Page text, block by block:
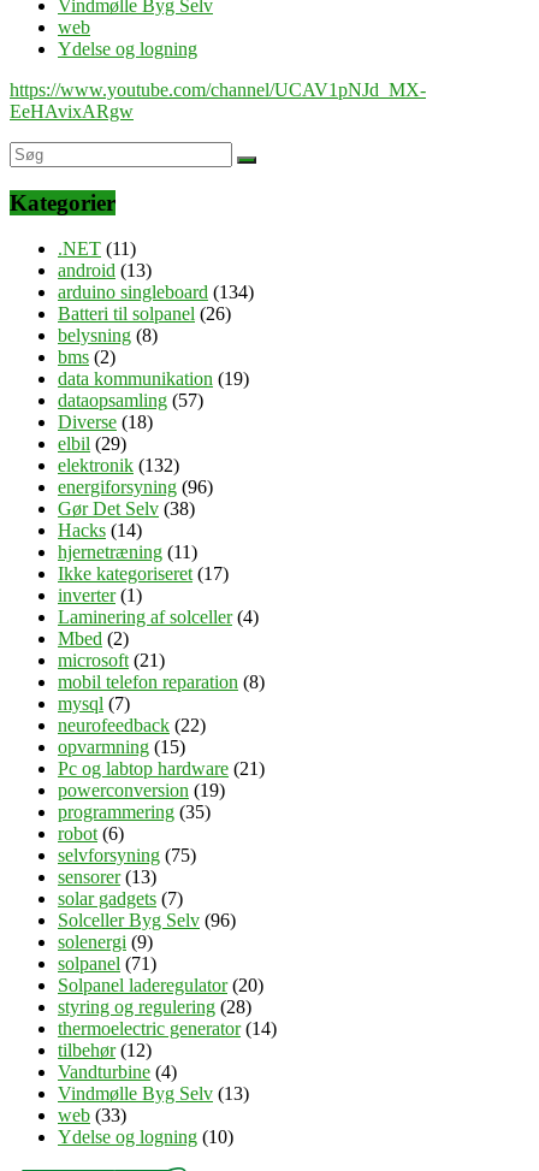
Vindmølle Byg Selv
web
Ydelse og logning
https://www.youtube.com/channel/UCAV1pNJd_MX-
EeHAvixARgw
Kategorier
.NET (11)
android (13)
arduino singleboard (134)
Batteri til solpanel (26)
belysning (8)
bms (2)
data kommunikation (19)
dataopsamling (57)
Diverse (18)
elbil (29)
elektronik (132)
energiforsyning (96)
Gør Det Selv (38)
Hacks (14)
hjernetræning (11)
Ikke kategoriseret(17)
inverter(1)
Laminering af solceller(4)
Mbed (2)
microsoft(21)
mobil telefon reparation (8)
mysql (7)
neurofeedback (22)
opvarmning (15)
Pc og labtop hardware (21)
powerconversion (19)
programmering (35)
robot(6)
selvforsyning (75)
sensorer(13)
solar gadgets (7)
Solceller Byg Selv (96)
solenergi (9)
solpanel (71)
Solpanel laderegulator(20)
styring og regulering (28)
thermoelectric generator(14)
tilbehør(12)
Vandturbine (4)
Vindmølle Byg Selv (13)
web (33)
Ydelse og logning (10)